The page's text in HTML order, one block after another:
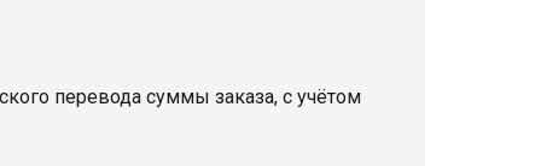
перевода суммы заказа, с учётом